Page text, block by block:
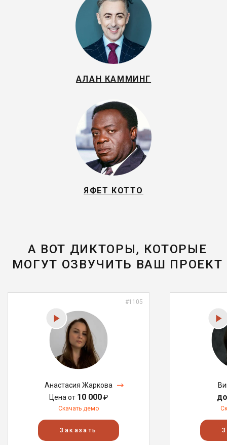
АЛАН КАММИНГ
ЯФЕТ КОТТО
А ВОТ ДИКТОРЫ, КОТОРЫЕ
МОГУТ ОЗВУЧИТЬ ВАШ ПРОЕКТ
#1105
Анастасия Жаркова
Цена от 10 000₽
Скачать демо
Заказать